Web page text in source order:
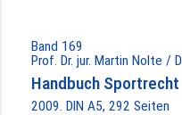
Band 169
Prof. Dr. jur. Martin Nolte /
Handbuch Sportrecht
2009. DIN A5, 292 Seiten